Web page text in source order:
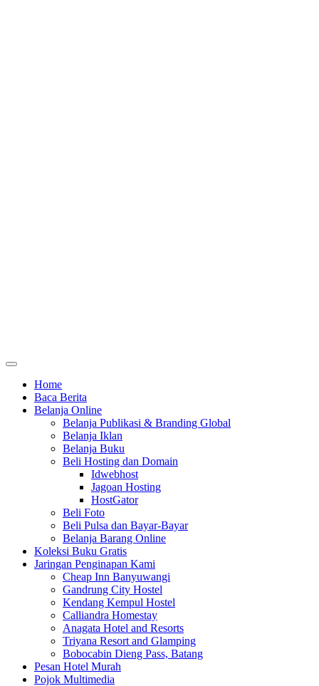
Home
Baca Berita
Belanja Online
Belanja Publikasi & Branding Global
Belanja Iklan
Belanja Buku
Beli Hosting dan Domain
Idwebhost
Jagoan Hosting
HostGator
Beli Foto
Beli Pulsa dan Bayar-Bayar
Belanja Barang Online
Koleksi Buku Gratis
Jaringan Penginapan Kami
Cheap Inn Banyuwangi
Gandrung City Hostel
Kendang Kempul Hostel
Calliandra Homestay
Anagata Hotel and Resorts
Triyana Resort and Glamping
Bobocabin Dieng Pass, Batang
Pesan Hotel Murah
Pojok Multimedia